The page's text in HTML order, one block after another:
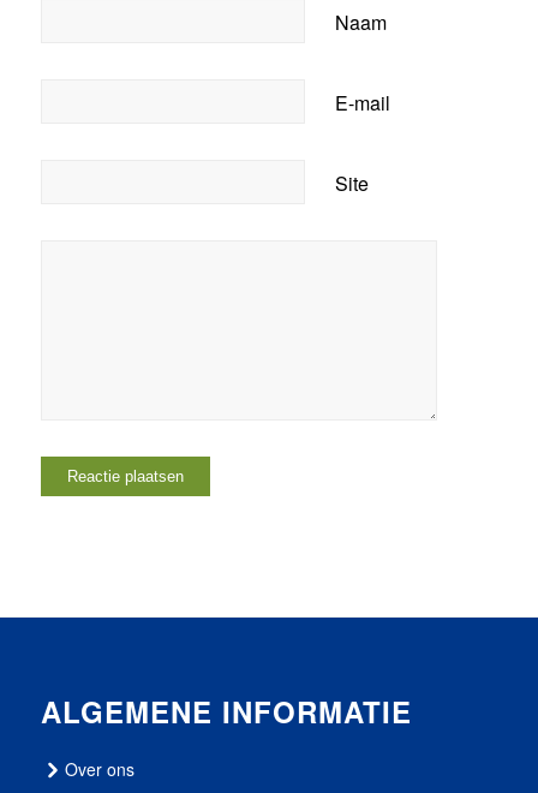
Naam
E-mail
Site
ALGEMENE INFORMATIE
Over ons